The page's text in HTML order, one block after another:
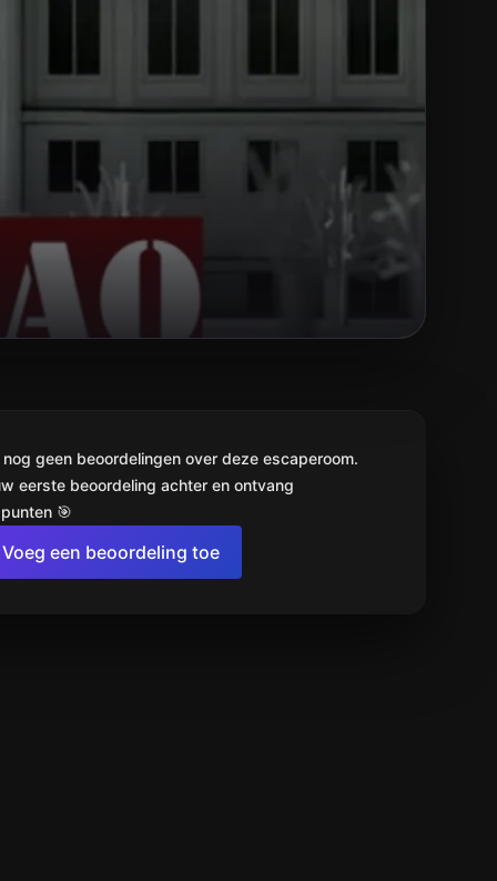
nog geen beoordelingen over deze escaperoom.
eerste beoordeling achter en ontvang
🎯
Voeg een beoordeling toe